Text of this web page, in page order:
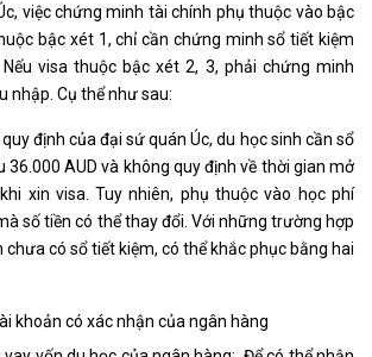
việc chứng minh tài chính phụ thuộc vào bậc
bậc xét 1, chỉ cần chứng minh sổ tiết kiệm
visa thuộc bậc xét 2, 3, phải chứng minh
nhập. Cụ thể như sau:
định của đại sứ quán Úc, du học sinh cần sổ
36.000 AUD và không quy định về thời gian mở
xin visa. Tuy nhiên, phụ thuộc vào học phí
số tiền có thể thay đổi. Với những trường hợp
chưa có sổ tiết kiệm, có thể khắc phục bằng hai
khoản có xác nhận của ngân hàng